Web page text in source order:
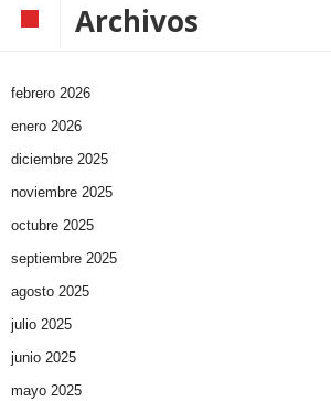
Archivos
febrero 2026
enero 2026
diciembre 2025
noviembre 2025
octubre 2025
septiembre 2025
agosto 2025
julio 2025
junio 2025
mayo 2025